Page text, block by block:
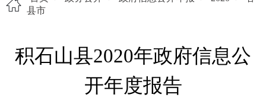
县市
积石山县2020年政府信息公
开年度报告